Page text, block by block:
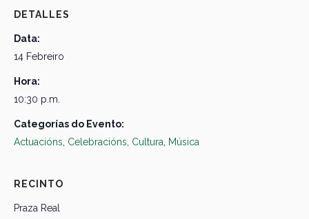
DETALLES
Data:
14 Febreiro
Hora:
10:30 p.m.
Categorías do Evento:
Actuacións Celebracións Cultura Música
RECINTO
Praza Real